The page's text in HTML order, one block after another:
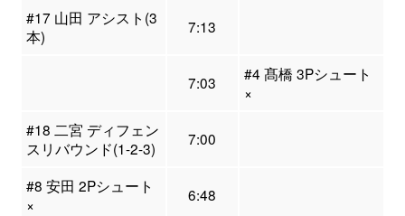
#17 山田 アシスト(3
本)
7:13
7:03
#4 髙橋 3Pシュート
×
#18 二宮 ディフェン
スリバウンド(1-2-3)
7:00
#8 安田 2Pシュート
×
6:48